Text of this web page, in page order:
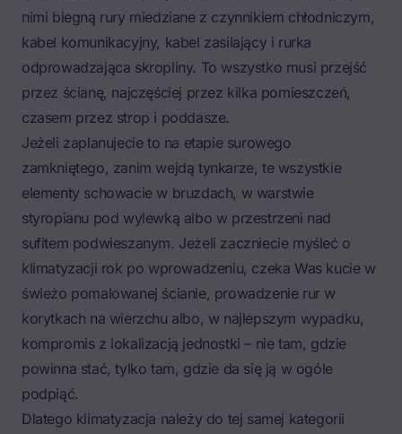
nimi biegną rury miedziane z czynnikiem chłodniczym,
kabel komunikacyjny, kabel zasilający i rurka
odprowadzająca skropliny. To wszystko musi przejść
przez ścianę, najczęściej przez kilka pomieszczeń,
czasem przez strop i poddasze.
Jeżeli zaplanujecie to na etapie surowego
zamkniętego, zanim wejdą tynkarze, te wszystkie
elementy schowacie w bruzdach, w warstwie
styropianu pod wylewką albo w przestrzeni nad
sufitem podwieszanym. Jeżeli zaczniecie myśleć o
klimatyzacji rok po wprowadzeniu, czeka Was kucie w
świeżo pomalowanej ścianie, prowadzenie rur w
korytkach na wierzchu albo, w najlepszym wypadku,
kompromis z lokalizacją jednostki – nie tam, gdzie
powinna stać, tylko tam, gdzie da się ją w ogóle
podpiąć.
Dlatego klimatyzacja należy do tej samej kategorii